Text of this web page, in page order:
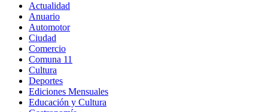
Actualidad
Anuario
Automotor
Ciudad
Comercio
Comuna 11
Cultura
Deportes
Ediciones Mensuales
Educación y Cultura